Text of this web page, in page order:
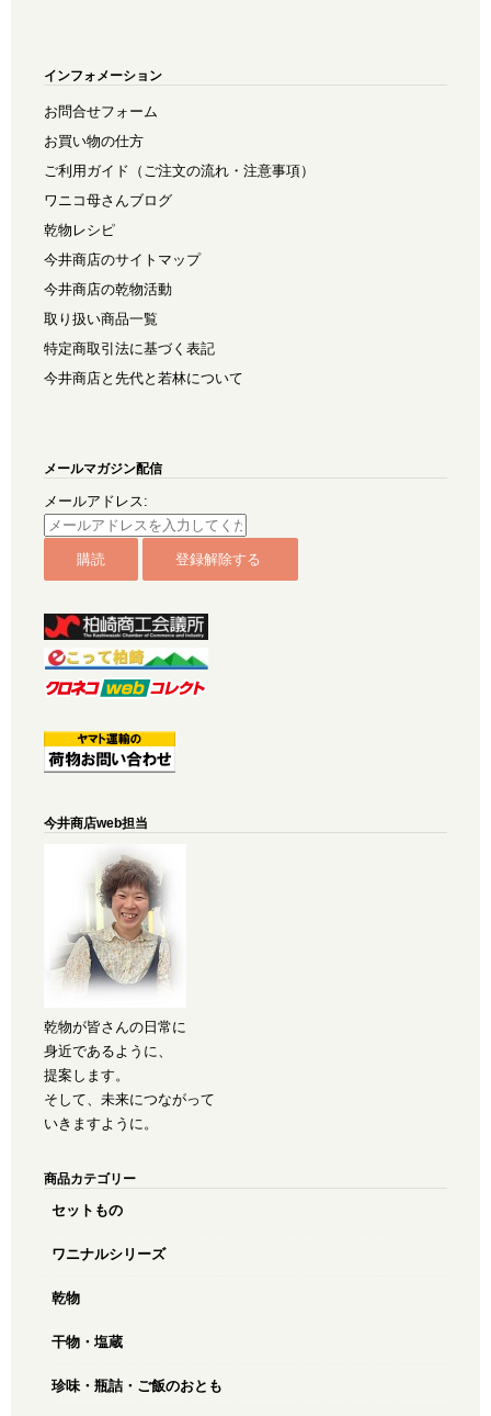
インフォメーション
お問合せフォーム
お買い物の仕方
ご利用ガイド（ご注文の流れ・注意事項）
ワニコ母さんブログ
乾物レシピ
今井商店のサイトマップ
今井商店の乾物活動
取り扱い商品一覧
特定商取引法に基づく表記
今井商店と先代と若林について
メールマガジン配信
メールアドレス:
今井商店web担当
乾物が皆さんの日常に
身近であるように、
提案します。
そして、未来につながって
いきますように。
商品カテゴリー
セットもの
ワニナルシリーズ
乾物
干物・塩蔵
珍味・瓶詰・ご飯のおとも